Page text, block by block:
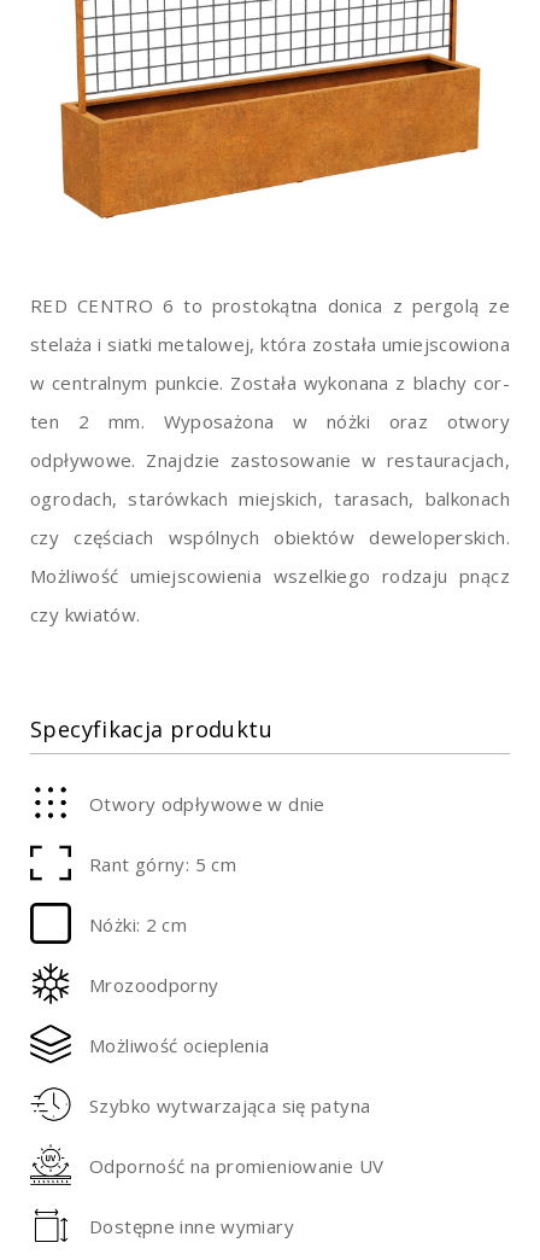
RED CENTRO 6 to prostokątna donica z pergolą ze
stelaża i siatki metalowej, która została umiejscowiona
w centralnym punkcie. Została wykonana z blachy cor-
ten 2 mm. Wyposażona w nóżki oraz otwory
odpływowe. Znajdzie zastosowanie w restauracjach,
ogrodach, starówkach miejskich, tarasach, balkonach
czy częściach wspólnych obiektów deweloperskich.
Możliwość umiejscowienia wszelkiego rodzaju pnącz
czy kwiatów.
Specyfikacja produktu
Otwory odpływowe w dnie
Rant górny: 5 cm
Nóżki: 2 cm
Mrozoodporny
Możliwość ocieplenia
Szybko wytwarzająca się patyna
Odporność na promieniowanie UV
Dostępne inne wymiary